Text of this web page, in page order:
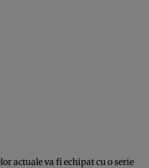
actuale va fi echipat cu o serie